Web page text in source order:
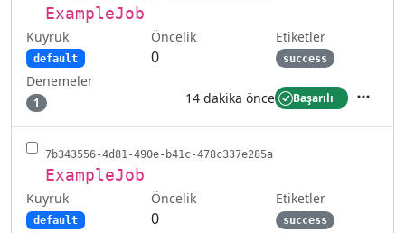
ExampleJob
Kuyruk
default
Öncelik
0
Etiketler
success
Denemeler
1 14 dakika önce Başarılı
7b343556-4d81-490e-b41c-478c337e285a
ExampleJob
Kuyruk
default
Öncelik
0
Etiketler
success